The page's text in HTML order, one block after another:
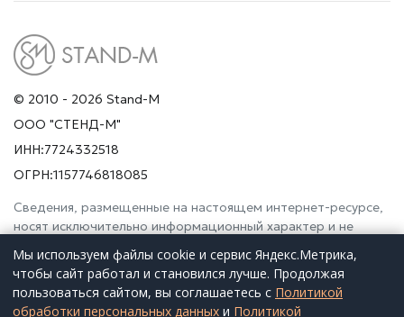
© 2010 - 2026 Stand-M
ООО "СТЕНД-М"
ИНН:7724332518
ОГРН:1157746818085
Сведения, размещенные на настоящем интернет-ресурсе,
носят исключительно информационный характер и не
кодекса РФ). Просьба дополнительно уточнять указанные
данные по электронной почте или контактным телефонам.
Мы используем файлы cookie и сервис Яндекс.Метрика,
чтобы сайт работал и становился лучше. Продолжая
пользоваться сайтом, вы соглашаетесь с Политикой
обработки персональных данных и Политикой